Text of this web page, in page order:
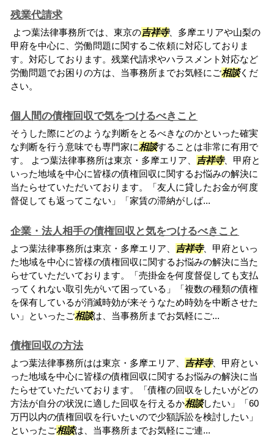
残業代請求
よつ葉法律事務所では、東京の吉祥寺、多摩エリアや山梨の
甲府を中心に、労働問題に関するご依頼に対応しておりま
す。対応しております。残業代請求やハラスメント対応など
労働問題でお困りの方は、当事務所までお気軽にご相談くだ
さい。
個人間の債権回収で気をつけるべきこと
そうした際にどのような判断をとるべきなのかといった確実
な判断を行う意味でも専門家に相談することは非常に有用で
す。 よつ葉法律事務所は東京・多摩エリア、
吉祥寺、甲府と
いった地域を中心に皆様の債権回収に関するお悩みの解決に
当たらせていただいております。「友人に貸したお金が何度
督促しても返ってこない」「家賃の滞納がしば...
企業・法人相手の債権回収と気をつけるべきこと
よつ葉法律事務所は東京・多摩エリア、 吉祥寺、甲府といっ
た地域を中心に皆様の債権回収に関するお悩みの解決に当た
らせていただいております。「売掛金を何度督促しても支払
ってくれない取引先がいて困っている」「複数の種類の債権
を保有しているが消滅時効が来そうなため時効を中断させた
い」といったご相談は、当事務所までお気軽にご...
債権回収の方法
よつ葉法律事務所はは東京・多摩エリア、 吉祥寺、甲府とい
った地域を中心に皆様の債権回収に関するお悩みの解決に当
たらせていただいております。「債権の回収をしたいがどの
方法が自分の状況に適した回収を行えるか相談したい」「60
万円以内の債権回収を行いたいので少額訴訟を検討したい」
といったご相談は、当事務所までお気軽にご連...